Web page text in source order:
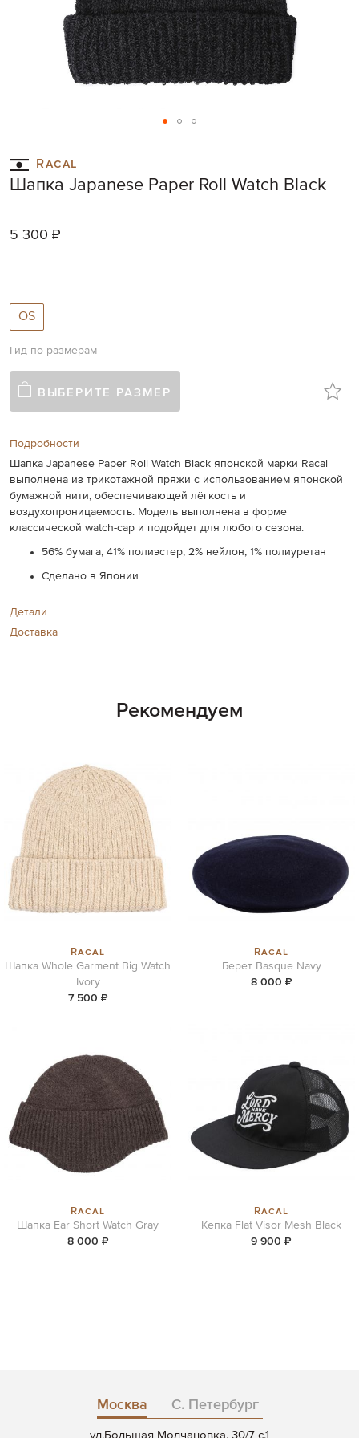
to
the
beginning
images
Racal
Шапка Japanese Paper Roll Watch Black
5 300 ₽
OS
Гид по размерам
ВЫБЕРИТЕ РАЗМЕР
Подробности
Шапка Japanese Paper Roll Watch Black японской марки Racal
выполнена из трикотажной пряжи с использованием японской
бумажной нити, обеспечивающей лёгкость и
воздухопроницаемость. Модель выполнена в форме
классической watch-cap и подойдет для любого сезона.
56% бумага, 41% полиэстер, 2% нейлон, 1% полиуретан
Сделано в Японии
Детали
Доставка
Рекомендуем
Racal
Шапка Whole Garment Big Watch
Ivory
7 500 ₽
Racal
Берет Basque Navy
8 000 ₽
Racal
Шапка Ear Short Watch Gray
8 000 ₽
Racal
Кепка Flat Visor Mesh Black
9 900 ₽
Москва С. Петербург
ул.Большая Молчановка, 30/7 c.1